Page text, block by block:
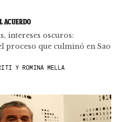
ACUERDO
intereses oscuros:
proceso que culminó en Sao
Y ROMINA MELLA